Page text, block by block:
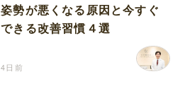
姿勢が悪くなる原因と今すぐ
できる改善習慣４選
4日前